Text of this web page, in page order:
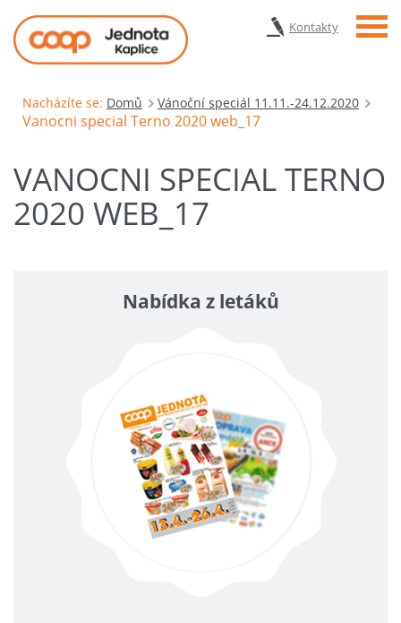
Kontakty Menu
Nacházíte se: Domů Vánoční speciál 11.11.-24.12.2020
Vanocni special Terno 2020 web_17
VANOCNI SPECIAL TERNO
2020 WEB_17
Nabídka z letáků